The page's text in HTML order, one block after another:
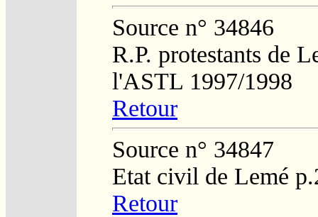
Source n° 34846
R.P. protestants de
l'ASTL 1997/1998
Retour
Source n° 34847
Etat civil de Lemé
Retour